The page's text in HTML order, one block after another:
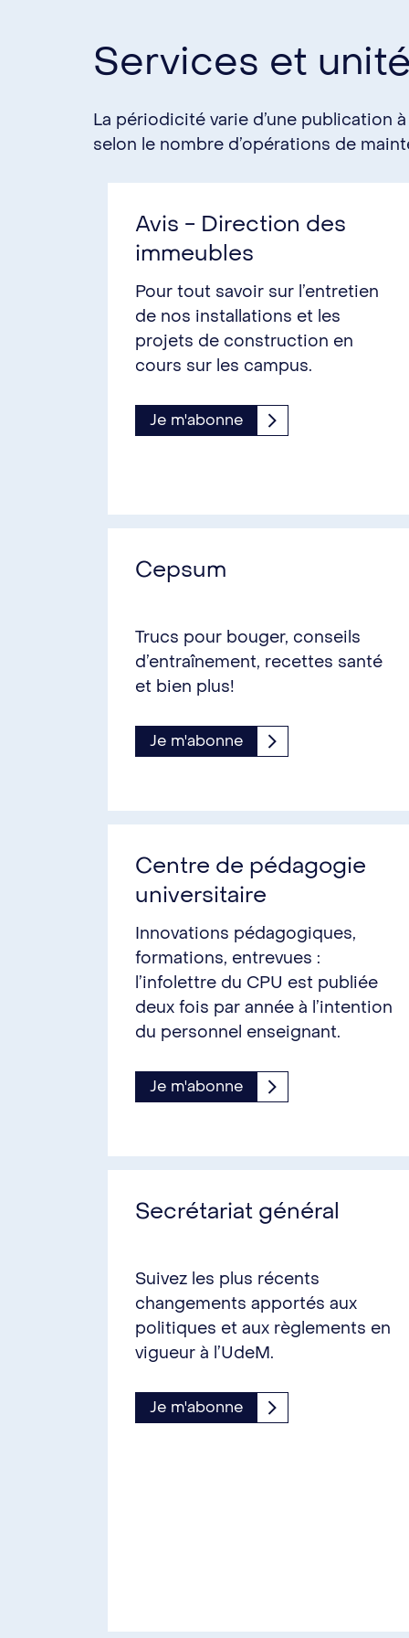
Services et
La périodicité varie d’une publication
selon le nombre d’opérations de
Avis - Direction des
immeubles
Pour tout savoir sur l’entretien
de nos installations et les
projets de construction en
cours sur les campus.
Je m'abonne
Cepsum
Trucs pour bouger, conseils
d’entraînement, recettes santé
et bien plus!
Je m'abonne
Centre de pédagogie
universitaire
Innovations pédagogiques,
formations, entrevues :
l’infolettre du CPU est publiée
deux fois par année à l’intention
du personnel enseignant.
Je m'abonne
Secrétariat général
Suivez les plus récents
changements apportés aux
politiques et aux règlements en
vigueur à l’UdeM.
Je m'abonne